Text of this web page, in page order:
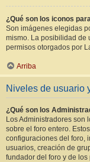
¿Qué son los iconos
Son imágenes elegidas
mismo. La posibilidad de
permisos otorgados por
Arriba
Niveles de usuario
¿Qué son los
Los Administradores son
sobre el foro entero.
configuraciones del foro,
usuarios, creación de
fundador del foro y de